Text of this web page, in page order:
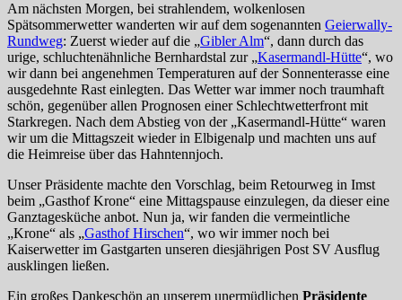
Am nächsten Morgen, bei strahlendem, wolkenlosen
Spätsommerwetter wanderten wir auf dem sogenannten Geierwally-
Rundweg: Zuerst wieder auf die „Gibler Alm“, dann durch das
urige, schluchtenähnliche Bernhardstal zur „Kasermandl-Hütte“, wo
wir dann bei angenehmen Temperaturen auf der Sonnenterasse eine
ausgedehnte Rast einlegten. Das Wetter war immer noch traumhaft
schön, gegenüber allen Prognosen einer Schlechtwetterfront mit
Starkregen. Nach dem Abstieg von der „Kasermandl-Hütte“ waren
wir um die Mittagszeit wieder in Elbigenalp und machten uns auf
die Heimreise über das Hahntennjoch.
Unser Präsidente machte den Vorschlag, beim Retourweg in Imst
beim „Gasthof Krone“ eine Mittagspause einzulegen, da dieser eine
Ganztagesküche anbot. Nun ja, wir fanden die vermeintliche
„Krone“ als „Gasthof Hirschen“, wo wir immer noch bei
Kaiserwetter im Gastgarten unseren diesjährigen Post SV Ausflug
ausklingen ließen.
Ein großes Dankeschön an unserem unermüdlichen Präsidente